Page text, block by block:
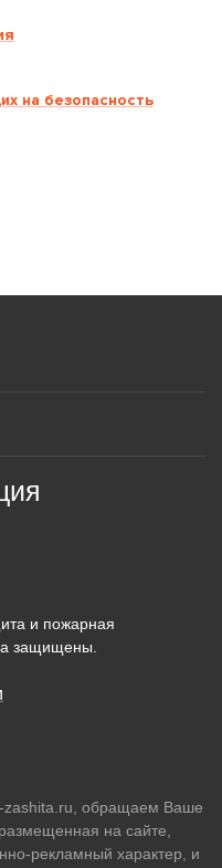
на безопасность
и пожарная
защищены.
zashita.ru, обращаем Ваше
на сайте,
рекламный характер, и